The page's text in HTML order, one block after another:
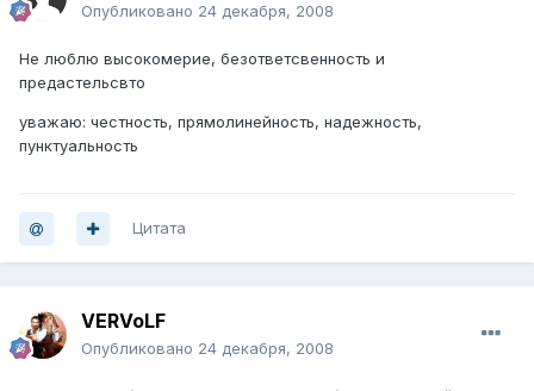
Опубликовано 24 декабря, 2008
Не люблю высокомерие, безответсвенность и
предастельсвто
уважаю: честность, прямолинейность, надежность,
пунктуальность
Цитата
VERVoLF
Опубликовано 24 декабря, 2008